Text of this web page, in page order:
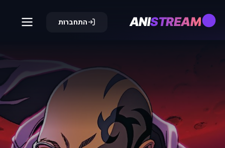
ANISTREAM התחברות